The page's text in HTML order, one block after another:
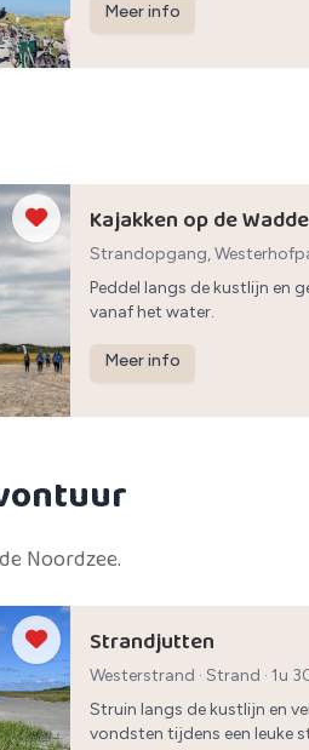
Meer info
Kajakken op de
Strandopgang,
uur
Peddel langs de kustlijn en
vanaf het water.
Meer info
Noordzee.
Strandjutten
Westerstrand ·Strand
· 1u
Struin langs de kustlijn en
vondsten tijdens een leuke